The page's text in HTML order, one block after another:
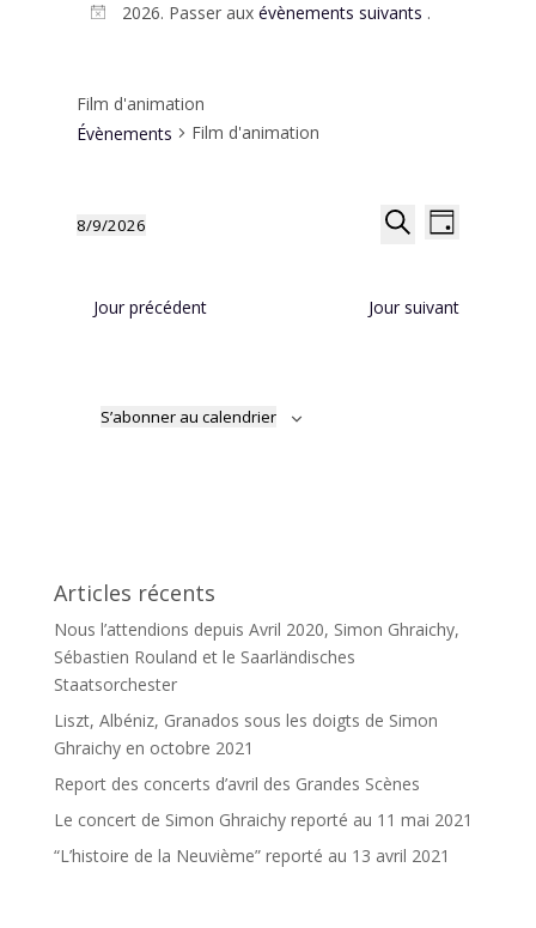
2026. Passer aux évènements suivants .
Film d'animation
Évènements
Film d'animation
Recherche
de
de
Jour
8/9/2026
date.
Jour précédent Jour suivant
S’abonner au calendrier
Articles récents
Nous l’attendions depuis Avril 2020, Simon Ghraichy,
Sébastien Rouland et le Saarländisches
Staatsorchester
Liszt, Albéniz, Granados sous les doigts de Simon
Ghraichy en octobre 2021
Report des concerts d’avril des Grandes Scènes
Le concert de Simon Ghraichy reporté au 11 mai 2021
“L’histoire de la Neuvième” reporté au 13 avril 2021